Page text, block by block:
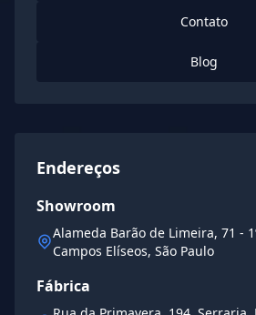
Contato
Blog
Endereços
Showroom
Alameda Barão de Limeira, 71 -
Campos Elíseos, São Paulo
Fábrica